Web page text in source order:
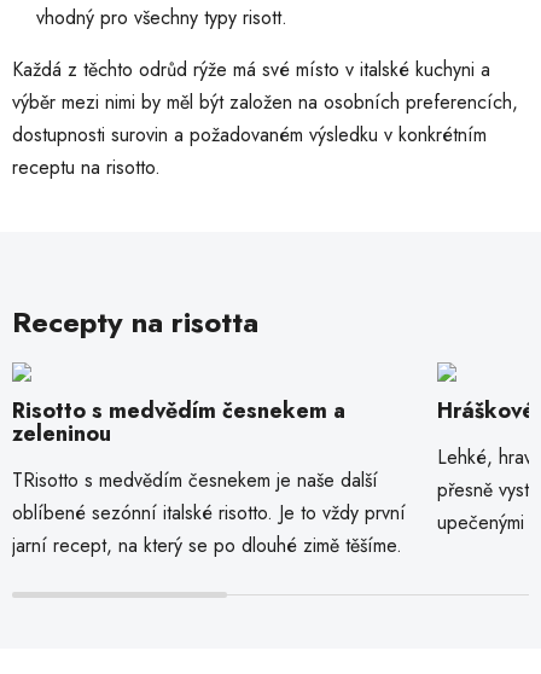
vhodný pro všechny typy risott.
Každá z těchto odrůd rýže má své místo v italské kuchyni a
výběr mezi nimi by měl být založen na osobních preferencích,
dostupnosti surovin a požadovaném výsledku v konkrétním
receptu na risotto.
Recepty na risotta
Risotto s medvědím česnekem a
zeleninou
TRisotto s medvědím česnekem je naše další
oblíbené sezónní italské risotto. Je to vždy první
jarní recept, na který se po dlouhé zimě těšíme.
Lehké,
přesně
upečenými